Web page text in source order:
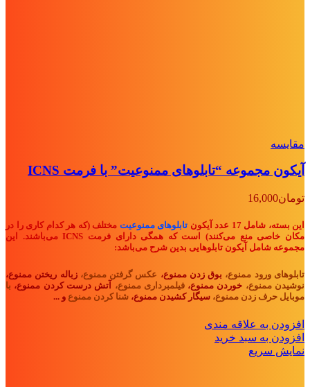
مقايسه
آیکون مجموعه “تابلوهای ممنوعیت” با فرمت ICNS
تومان16,000
این بسته، شامل 17 عدد آیکون تابلوهای ممنوعیت مختلف (که هر کدام کاری را در
مکان خاصی منع می‌کنند) است که همگی دارای فرمت ICNS می‌باشند. این
مجموعه شامل آیکون تابلوهایی بدین شرح می‌باشد:
تابلوهای ورود ممنوع، بوق زدن ممنوع، عکس گرفتن ممنوع، زباله ریختن ممنوع،
نوشیدن ممنوع، خوردن ممنوع،فیلمبرداری ممنوع، آتش درست کردن ممنوع، با
موبایل حرف زدن ممنوع، سیگار کشیدن ممنوع، شنا کردن ممنوع و ...
افزودن به علاقه مندی
افزودن به سبد خرید
نمایش سریع